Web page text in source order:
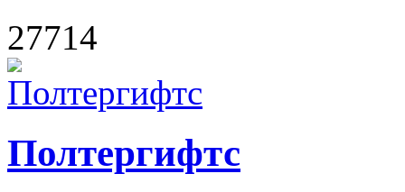
27714
Полтергифтс